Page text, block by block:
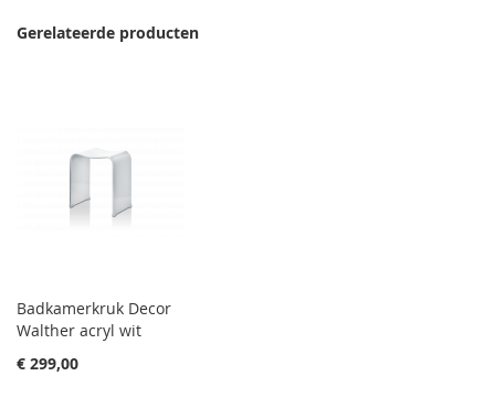
Gerelateerde producten
Badkamerkruk Decor
Walther acryl wit
€ 299,00